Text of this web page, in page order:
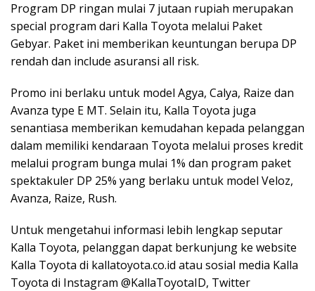
Program DP ringan mulai 7 jutaan rupiah merupakan
special program dari Kalla Toyota melalui Paket
Gebyar. Paket ini memberikan keuntungan berupa DP
rendah dan include asuransi all risk.
Promo ini berlaku untuk model Agya, Calya, Raize dan
Avanza type E MT. Selain itu, Kalla Toyota juga
senantiasa memberikan kemudahan kepada pelanggan
dalam memiliki kendaraan Toyota melalui proses kredit
melalui program bunga mulai 1% dan program paket
spektakuler DP 25% yang berlaku untuk model Veloz,
Avanza, Raize, Rush.
Untuk mengetahui informasi lebih lengkap seputar
Kalla Toyota, pelanggan dapat berkunjung ke website
Kalla Toyota di kallatoyota.co.id atau sosial media Kalla
Toyota di Instagram @KallaToyotaID, Twitter